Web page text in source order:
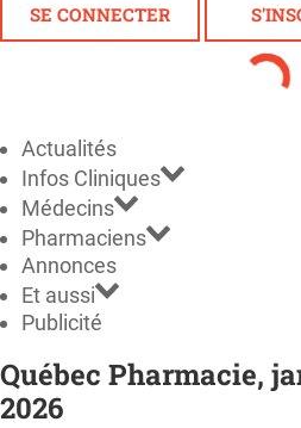
SE CONNECTER
Actualités
Infos Cliniques
Médecins
Pharmaciens
Annonces
Et aussi
Publicité
Québec Pharmacie,
2026